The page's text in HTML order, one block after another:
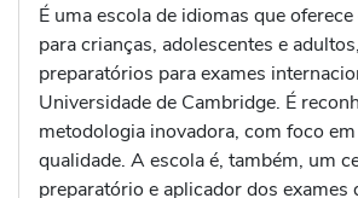
É uma escola de idiomas que
para crianças, adolescentes e
preparatórios para exames
Universidade de Cambridge. É
metodologia inovadora, com foco
qualidade. A escola é, também, um
preparatório e aplicador dos exames